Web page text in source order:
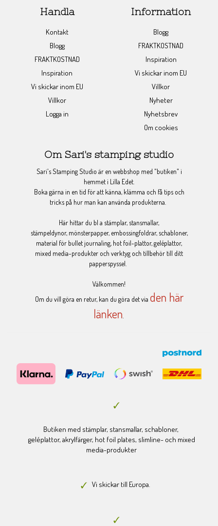
Handla
Kontakt
Blogg
FRAKTKOSTNAD
Inspiration
Vi skickar inom EU
Villkor
Logga in
Information
Blogg
FRAKTKOSTNAD
Inspiration
Vi skickar inom EU
Villkor
Nyheter
Nyhetsbrev
Om cookies
Om Sari's stamping studio
Sari's Stamping Studio är en webbshop med "butiken" i
hemmet i Lilla Edet.
Boka gärna in en tid för att känna, klämma och få tips och
tricks på hur man kan använda produkterna.
Här hittar du bl a stämplar, stansmallar,
stämpeldynor, mönsterpapper, embossingfoldrar, schabloner,
material för bullet journaling, hot foil-plattor, geléplattor,
mixed media-produkter och verktyg och tillbehör till ditt
papperspyssel.
Välkommen!
Om du vill göra en retur, kan du göra det via den här
länken.
Butiken med stämplar, stansmallar, schabloner,
geléplattor, akrylfärger, hot foil plates, slimline- och mixed
media-produkter
Vi skickar till Europa.